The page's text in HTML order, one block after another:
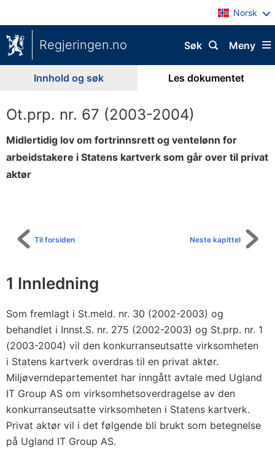
Norsk
Regjeringen.no Meny
Søk
Innhold og søk Les dokumentet
Ot.prp. nr. 67 (2003-2004)
Midlertidig lov om fortrinnsrett og ventelønn for
arbeidstakere i Statens kartverk som går over til privat
aktør
Neste kapittel
Til forsiden
1 Innledning
Som fremlagt i St.meld. nr. 30 (2002-2003) og
behandlet i Innst.S. nr. 275 (2002-2003) og St.prp. nr. 1
(2003-2004) vil den konkurranseutsatte virksomheten
i Statens kartverk overdras til en privat aktør.
Miljøverndepartementet har inngått avtale med Ugland
IT Group AS om virksomhetsoverdragelse av den
konkurranseutsatte virksomheten i Statens kartverk.
Privat aktør vil i det følgende bli brukt som betegnelse
på Ugland IT Group AS.